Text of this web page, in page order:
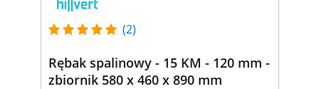
(2)
Rębak spalinowy - 15 KM - 120 mm -
zbiornik 580 x 460 x 890 mm